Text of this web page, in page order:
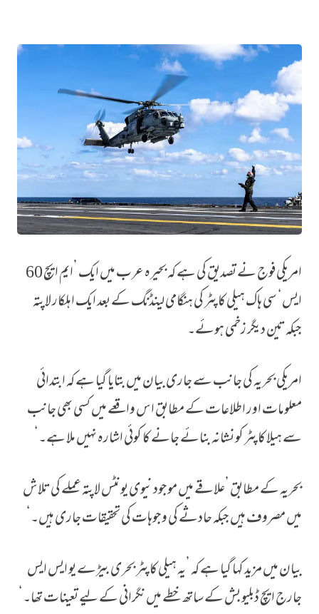
بحری بیڑے پر لینڈنگ کے وقت امریکی ہیلی کاپٹر بحیرہ عرب میں گرنے سے ایک
امریکی فوج نے تصدیق کی ہے کہ بحیرہ عرب میں ایک ’ایم ایچ 60
ایس‘ سی ہاک ہیلی کاپٹر کی ہنگامی لینڈنگ کے بعد ایک اہلکار لاپتہ
جبکہ تین دیگر زخمی ہوئے۔
امریکی بحریہ کی جانب سے جاری بیان میں بتایا گیا ہے کہ ابتدائی
معلومات اور اطلاعات کے مطابق اس واقعے میں کسی بھی جانب
سے ہیلا کاپٹر کو نشانہ بنائے جانے کا کوئی اشارہ نہیں ملا ہے۔‘
بحریہ کے مطابق ’علاقے میں موجود نیوی یونٹس لاپتہ عملے کی تلاش
میں مصروف ہیں جبکہ حادثے کی وجوہات کی تحقیقات جاری ہیں۔‘
بیان میں مزید کہا گیا ہے کہ ’یہ ہیلی کاپٹر بحری بیڑے یو ایس ایس
جارج ایچ ڈبلیو بش کے ساتھ خطے میں نگرانی کے لیے تعینات تھا۔‘